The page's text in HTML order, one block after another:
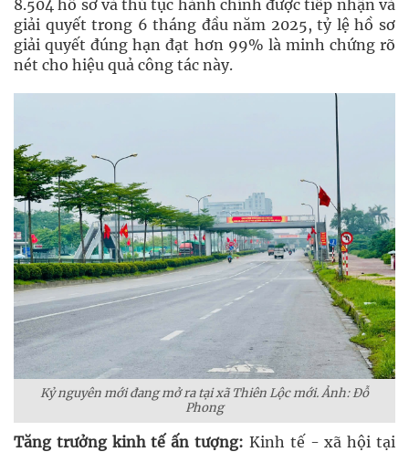
8.504 hồ sơ và thủ tục hành chính được tiếp nhận và
giải quyết trong 6 tháng đầu năm 2025, tỷ lệ hồ sơ
giải quyết đúng hạn đạt hơn 99% là minh chứng rõ
nét cho hiệu quả công tác này.
Kỷ nguyên mới đang mở ra tại xã Thiên Lộc mới. Ảnh: Đỗ
Phong
Tăng trưởng kinh tế ấn tượng: Kinh tế - xã hội tại